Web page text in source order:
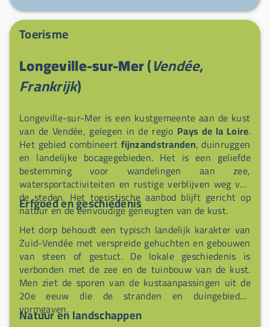
Toerisme
Longeville-sur-Mer(Vendée,
Frankrijk)
Longeville-sur-Mer is een kustgemeente aan de kust
van de Vendée, gelegen in de regio Pays de la Loire.
Het gebied combineertfijnzandstranden, duinruggen
en landelijke bocagegebieden. Het is een geliefde
bestemming voor wandelingen aan zee,
watersportactiviteiten en rustige verblijven weg van
de steden. Het toeristische aanbod blijft gericht op
natuur en de eenvoudige geneugten van de kust.
Erfgoed en geschiedenis
Het dorp behoudt een typisch landelijk karakter van
Zuid-Vendée met verspreide gehuchten en gebouwen
van steen of gestuct. De lokale geschiedenis is
verbonden met de zee en de tuinbouw van de kust.
Men ziet de sporen van de kustaanpassingen uit de
20e eeuw die de stranden en duingebieden
vormgaven.
Natuur en landschappen